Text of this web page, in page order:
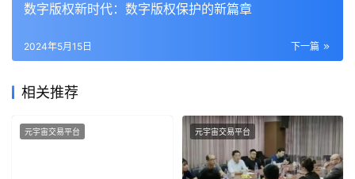
数字版权新时代：数字版权保护的新篇章
下一篇
2024年5月15日
相关推荐
元宇宙交易平台 元宇宙交易平台